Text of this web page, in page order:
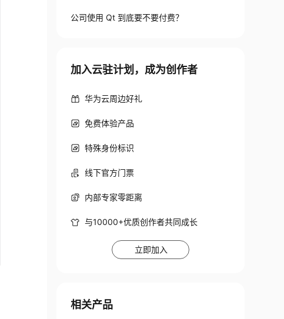
公司使用 Qt 到底要不要付费？
加入云驻计划，成为创作者
华为云周边好礼
免费体验产品
特殊身份标识
线下官方门票
内部专家零距离
与10000+优质创作者共同成长
立即加入
相关产品